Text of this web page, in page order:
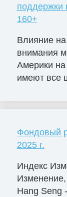
поддержки
160+
Влияние
внимания
Америки
имеют все
Фондовый
2025 г.
Индекс
Hang Seng